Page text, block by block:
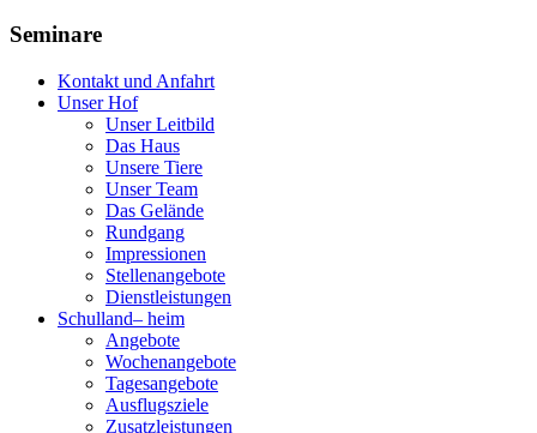
Seminare
Kontakt und Anfahrt
Unser Hof
Unser Leitbild
Das Haus
Unsere Tiere
Unser Team
Das Gelände
Rundgang
Impressionen
Stellenangebote
Dienstleistungen
Schulland– heim
Angebote
Wochenangebote
Tagesangebote
Ausflugsziele
Zusatzleistungen